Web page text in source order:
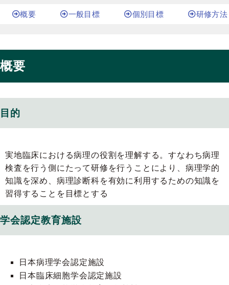
概要 一般目標 個別目標 研修方法
概要
目的
実地臨床における病理の役割を理解する。すなわち病理
検査を行う側にたって研修を行うことにより、病理学的
知識を深め、病理診断科を有効に利用するための知識を
習得することを目標とする
学会認定教育施設
日本病理学会認定施設
日本臨床細胞学会認定施設